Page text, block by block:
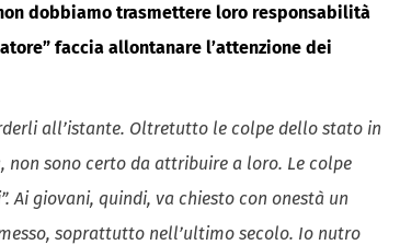
dobbiamo trasmettere loro responsabilità
faccia allontanare l’attenzione dei
all’istante. Oltretutto le colpe dello stato in
non sono certo da attribuire a loro. Le colpe
Ai giovani, quindi, va chiesto con onestà un
soprattutto nell’ultimo secolo. Io nutro